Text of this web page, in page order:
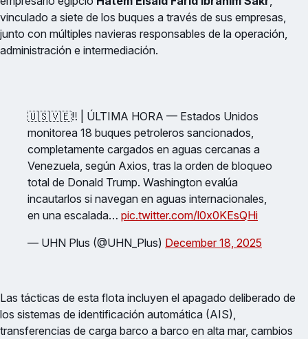
vinculado a siete de los buques a través de sus empresas,
junto con múltiples navieras responsables de la operación,
administración e intermediación.
🇺🇸🇻🇪‼️ | ÚLTIMA HORA — Estados Unidos
monitorea 18 buques petroleros sancionados,
completamente cargados en aguas cercanas a
Venezuela, según Axios, tras la orden de bloqueo
total de Donald Trump. Washington evalúa
incautarlos si navegan en aguas internacionales,
en una escalada… pic.twitter.com/l0x0KEsQHi
— UHN Plus (@UHN_Plus) December 18, 2025
Las tácticas de esta flota incluyen el apagado deliberado de
los sistemas de identificación automática (AIS),
transferencias de carga barco a barco en alta mar, cambios